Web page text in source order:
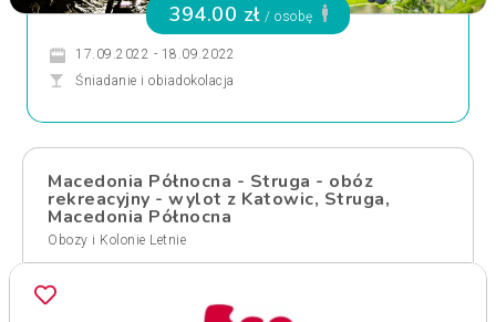
394.00 zł / osobę
17.09.2022 - 18.09.2022
Śniadanie i obiadokolacja
Macedonia Północna - Struga - obóz
rekreacyjny - wylot z Katowic, Struga,
Macedonia Północna
Obozy i Kolonie Letnie